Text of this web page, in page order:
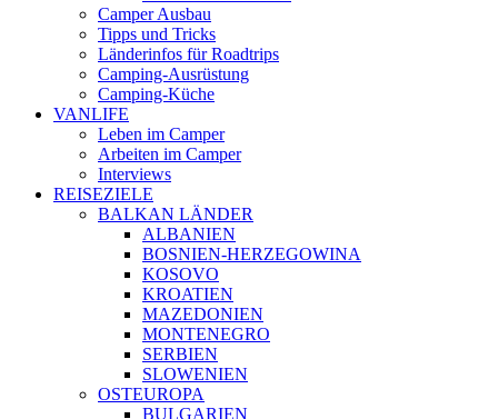
Camper Ausbau
Tipps und Tricks
Länderinfos für Roadtrips
Camping-Ausrüstung
Camping-Küche
VANLIFE
Leben im Camper
Arbeiten im Camper
Interviews
REISEZIELE
BALKAN LÄNDER
ALBANIEN
BOSNIEN-HERZEGOWINA
KOSOVO
KROATIEN
MAZEDONIEN
MONTENEGRO
SERBIEN
SLOWENIEN
OSTEUROPA
BULGARIEN